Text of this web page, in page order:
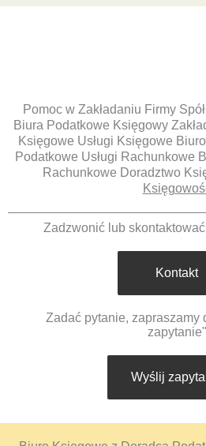
Pomoc w Zakładaniu Firmy
Biura Podatkowe Księgowy
Księgowe Usługi Księgowe
Podatkowe Usługi Rachunkowe
Rachunkowe Doradztwo
Zadzwonić lub
Kontakt
Zadać pytanie, zapraszamy
zapytanie"
Wyślij